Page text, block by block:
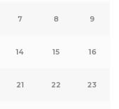
7 8 9
14 15 16
21 22 23